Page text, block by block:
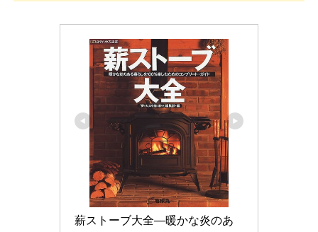
薪ストーブ大全―暖かな炎のあ